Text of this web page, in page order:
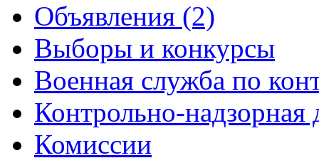
Объявления (2)
Выборы и конкурсы
Военная служба по
Контрольно-надзорная
Комиссии